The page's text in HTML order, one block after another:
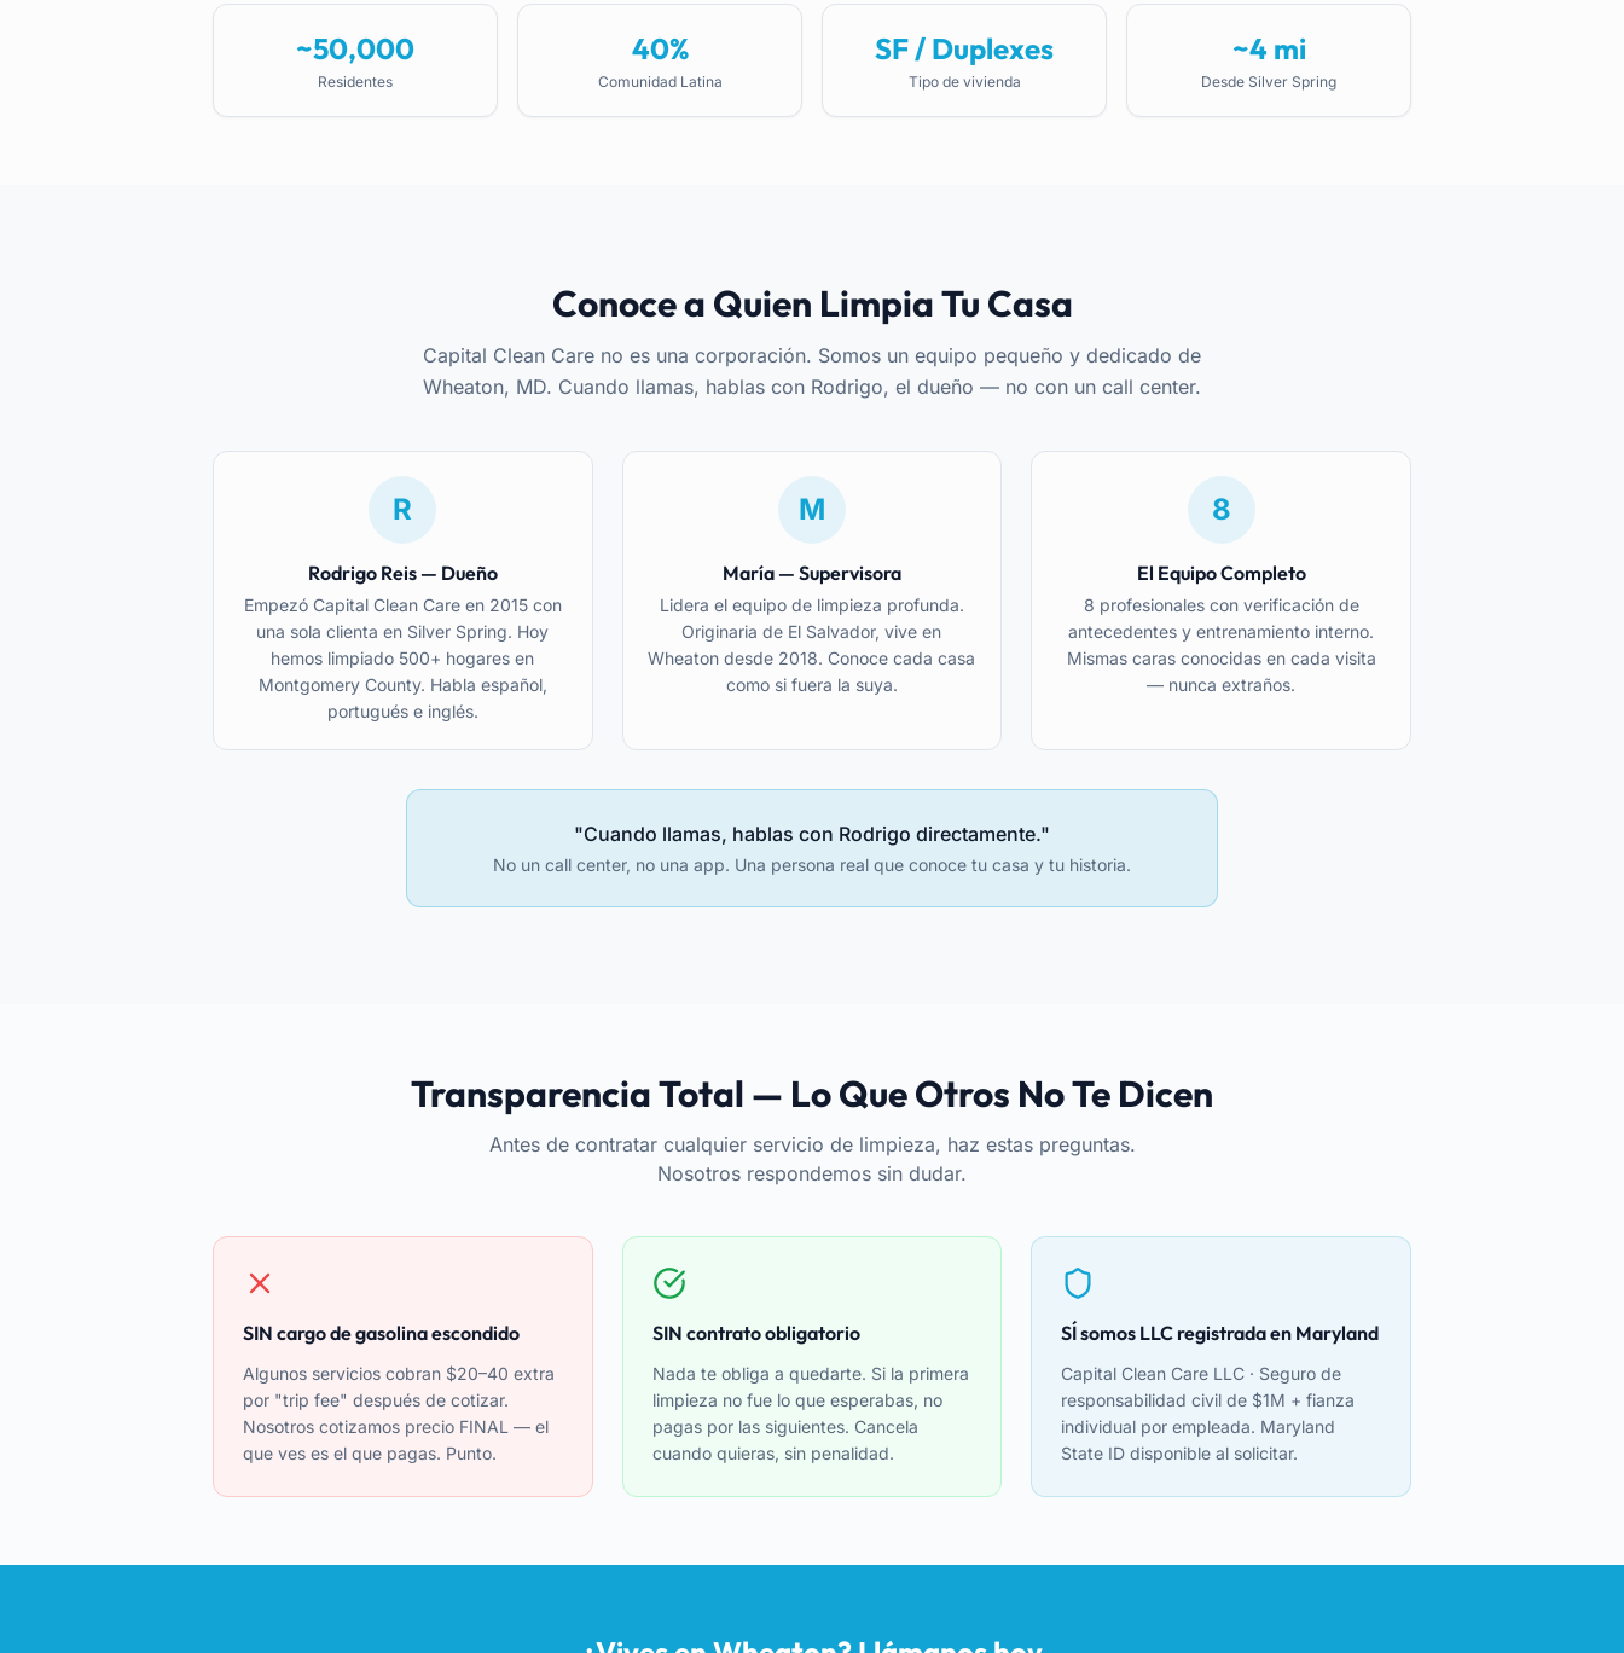
~50,000
Residentes
40%
Comunidad Latina
SF / Duplexes
Tipo de vivienda
~4 mi
Desde Silver Spring
Conoce a Quien Limpia Tu Casa
Capital Clean Care no es una corporación. Somos un equipo pequeño y dedicado de
Wheaton, MD. Cuando llamas, hablas con Rodrigo, el dueño — no con un call center.
R
Rodrigo Reis — Dueño
Empezó Capital Clean Care en 2015 con
una sola clienta en Silver Spring. Hoy
hemos limpiado 500+ hogares en
Montgomery County. Habla español,
portugués e inglés.
M
María — Supervisora
Lidera el equipo de limpieza profunda.
Originaria de El Salvador, vive en
Wheaton desde 2018. Conoce cada casa
como si fuera la suya.
8
El Equipo Completo
8 profesionales con verificación de
antecedentes y entrenamiento interno.
Mismas caras conocidas en cada visita
— nunca extraños.
"Cuando llamas, hablas con Rodrigo directamente."
No un call center, no una app. Una persona real que conoce tu casa y tu historia.
Transparencia Total — Lo Que Otros No Te Dicen
Antes de contratar cualquier servicio de limpieza, haz estas preguntas.
Nosotros respondemos sin dudar.
SIN cargo de gasolina escondido
Algunos servicios cobran $20–40 extra
por "trip fee" después de cotizar.
Nosotros cotizamos precio FINAL — el
que ves es el que pagas. Punto.
SIN contrato obligatorio
Nada te obliga a quedarte. Si la primera
limpieza no fue lo que esperabas, no
pagas por las siguientes. Cancela
cuando quieras, sin penalidad.
SÍ somos LLC registrada en Maryland
Capital Clean Care LLC · Seguro de
responsabilidad civil de $1M + fianza
individual por empleada. Maryland
State ID disponible al solicitar.